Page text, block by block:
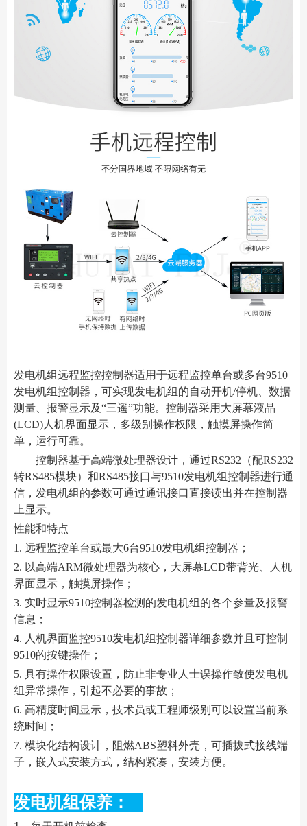
发电机组远程监控控制器适用于远程监控单台或多台9510
发电机组控制器，可实现发电机组的自动开机/停机、数据
测量、报警显示及“三遥”功能。控制器采用大屏幕液晶
(LCD)人机界面显示，多级别操作权限，触摸屏操作简
单，运行可靠。
控制器基于高端微处理器设计，通过RS232（配RS232
转RS485模块）和RS485接口与9510发电机组控制器进行通
信，发电机组的参数可通过通讯接口直接读出并在控制器
上显示。
性能和特点
1. 远程监控单台或最大6台9510发电机组控制器；
2. 以高端ARM微处理器为核心，大屏幕LCD带背光、人机
界面显示，触摸屏操作；
3. 实时显示9510控制器检测的发电机组的各个参量及报警
信息；
4. 人机界面监控9510发电机组控制器详细参数并且可控制
9510的按键操作；
5. 具有操作权限设置，防止非专业人士误操作致使发电机
组异常操作，引起不必要的事故；
6. 高精度时间显示，技术员或工程师级别可以设置当前系
统时间；
7. 模块化结构设计，阻燃ABS塑料外壳，可插拔式接线端
子，嵌入式安装方式，结构紧凑，安装方便。
发电机组保养：